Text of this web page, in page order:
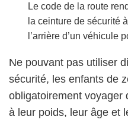
Le code de la route
la ceinture de sécurité
l’arrière d’un véhicule
Ne pouvant pas utiliser
sécurité, les enfants de
obligatoirement voyager
à leur poids, leur âge et